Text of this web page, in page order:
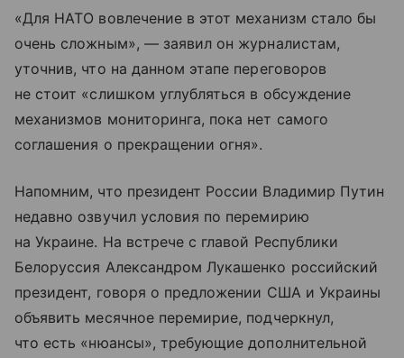
«Для НАТО вовлечение в этот механизм стало бы
очень сложным», — заявил он журналистам,
уточнив, что на данном этапе переговоров
не стоит «слишком углубляться в обсуждение
механизмов мониторинга, пока нет самого
соглашения о прекращении огня».
Напомним, что президент России Владимир Путин
недавно озвучил условия по перемирию
на Украине. На встрече с главой Республики
Белоруссия Александром Лукашенко российский
президент, говоря о предложении США и Украины
объявить месячное перемирие, подчеркнул,
что есть «нюансы», требующие дополнительной